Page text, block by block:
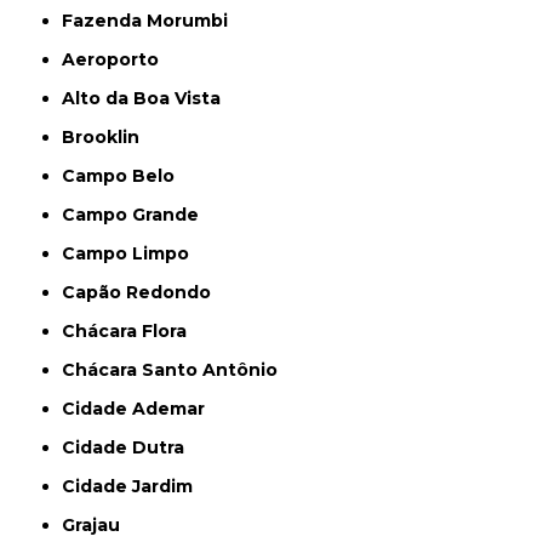
Fazenda Morumbi
Aeroporto
Alto da Boa Vista
Brooklin
Campo Belo
Campo Grande
Campo Limpo
Capão Redondo
Chácara Flora
Chácara Santo Antônio
Cidade Ademar
Cidade Dutra
Cidade Jardim
Grajau